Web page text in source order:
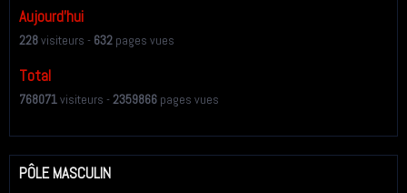
Aujourd'hui
228visiteurs - 632 pages vues
Total
768071visiteurs -2359866 pages vues
PÔLE MASCULIN